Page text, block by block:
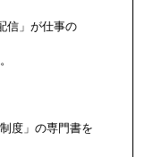
信」が仕事の
度」の専門書を